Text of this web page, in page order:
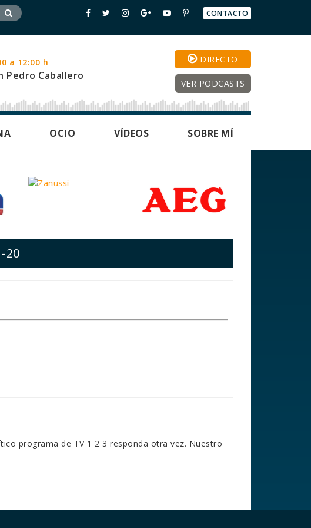
CONTACTO
a 12:00 h
Pedro Caballero
DIRECTO
VER PODCASTS
OCIO VÍDEOS SOBRE MÍ
20
programa de TV 1 2 3 responda otra vez. Nuestro